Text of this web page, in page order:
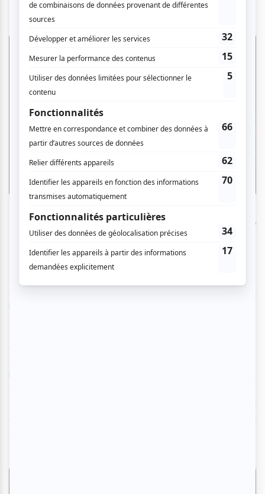
Onyshchenko
Le 18 juin, le public pourra se plonger dans le travail de